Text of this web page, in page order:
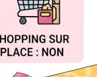
cm
texturé
TOUT